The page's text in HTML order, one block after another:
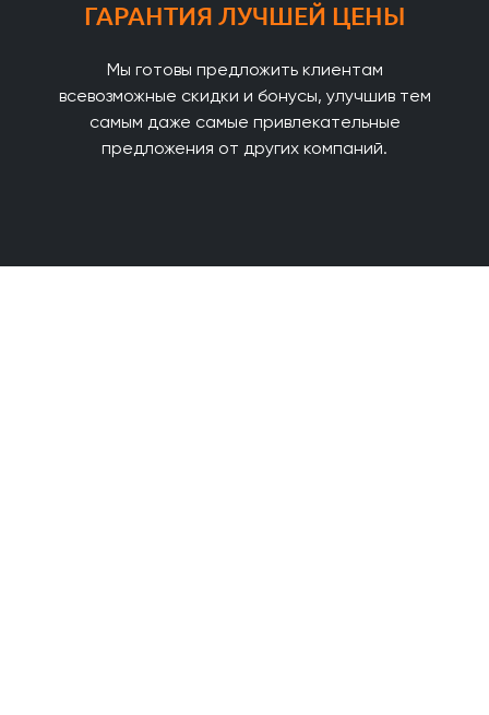
ГАРАНТИЯ ЛУЧШЕЙ ЦЕНЫ
Мы готовы предложить клиентам
всевозможные скидки и бонусы, улучшив тем
самым даже самые привлекательные
предложения от других компаний.